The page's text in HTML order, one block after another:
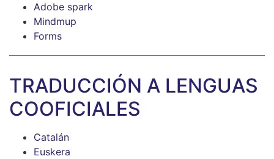
Adobe spark
Mindmup
Forms
TRADUCCIÓN A LENGUAS
COOFICIALES
Catalán
Euskera